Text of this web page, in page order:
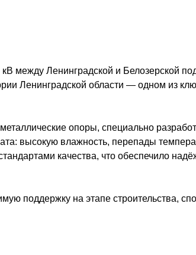
между Ленинградской и Белозерской
Ленинградской области — одном из
опоры, специально
высокую влажность, перепады
качества, что обеспечило
поддержку на этапе строительства,